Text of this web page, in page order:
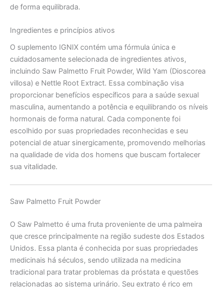
de forma equilibrada.
Ingredientes e princípios ativos
O suplemento IGNIX contém uma fórmula única e
cuidadosamente selecionada de ingredientes ativos,
incluindo Saw Palmetto Fruit Powder, Wild Yam (Dioscorea
villosa) e Nettle Root Extract. Essa combinação visa
proporcionar benefícios específicos para a saúde sexual
masculina, aumentando a potência e equilibrando os níveis
hormonais de forma natural. Cada componente foi
escolhido por suas propriedades reconhecidas e seu
potencial de atuar sinergicamente, promovendo melhorias
na qualidade de vida dos homens que buscam fortalecer
sua vitalidade.
Saw Palmetto Fruit Powder
O Saw Palmetto é uma fruta proveniente de uma palmeira
que cresce principalmente na região sudeste dos Estados
Unidos. Essa planta é conhecida por suas propriedades
medicinais há séculos, sendo utilizada na medicina
tradicional para tratar problemas da próstata e questões
relacionadas ao sistema urinário. Seu extrato é rico em